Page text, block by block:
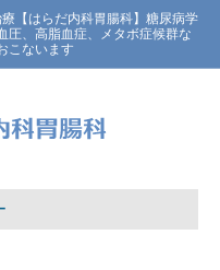
【はらだ内科胃腸科】糖尿病学
圧、高脂血症、メタボ症候群な
こないます